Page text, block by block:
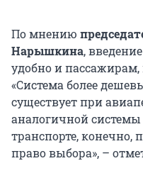
По мнению
Нарышкина,
удобно и
«Система более
существует при
аналогичной
транспорте, конечно,
право выбора», –